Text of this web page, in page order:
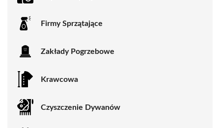
Firmy Sprzątające
Zakłady Pogrzebowe
Krawcowa
Czyszczenie Dywanów